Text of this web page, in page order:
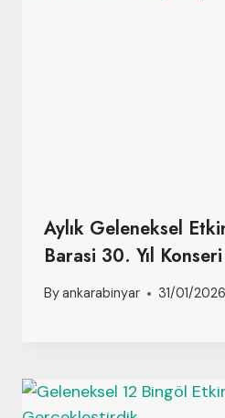
Aylık Geleneksel
Barasi 30. Yıl
Byankarabinyar 31/01/2026